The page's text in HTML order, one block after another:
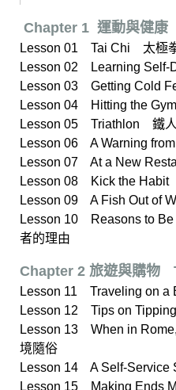
Chapter 1 運動與健
Lesson 01 Tai Chi 太極
Lesson 02 Learning
Lesson 03 Getting Cold
Lesson 04 Hitting the
Lesson 05 Triathlon 鐵
Lesson 06 A Warning
Lesson 07 At a New
Lesson 08 Kick the
Lesson 09 A Fish Out of
Lesson 10 Reasons to
者的理由
Chapter 2 旅遊與購物
Lesson 11 Traveling on
Lesson 12 Tips on
Lesson 13 When in
境隨俗
Lesson 14 A Self-
Lesson 15 Making Ends